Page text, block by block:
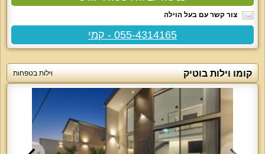
צור קשר עם בעל הוילה
055-4314165 - קמי
קומו וילות בוטיק וילות בטפחות